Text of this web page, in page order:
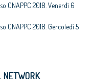
CNAPPC 2018. Venerdì 6
CNAPPC 2018. Gercoledì 5